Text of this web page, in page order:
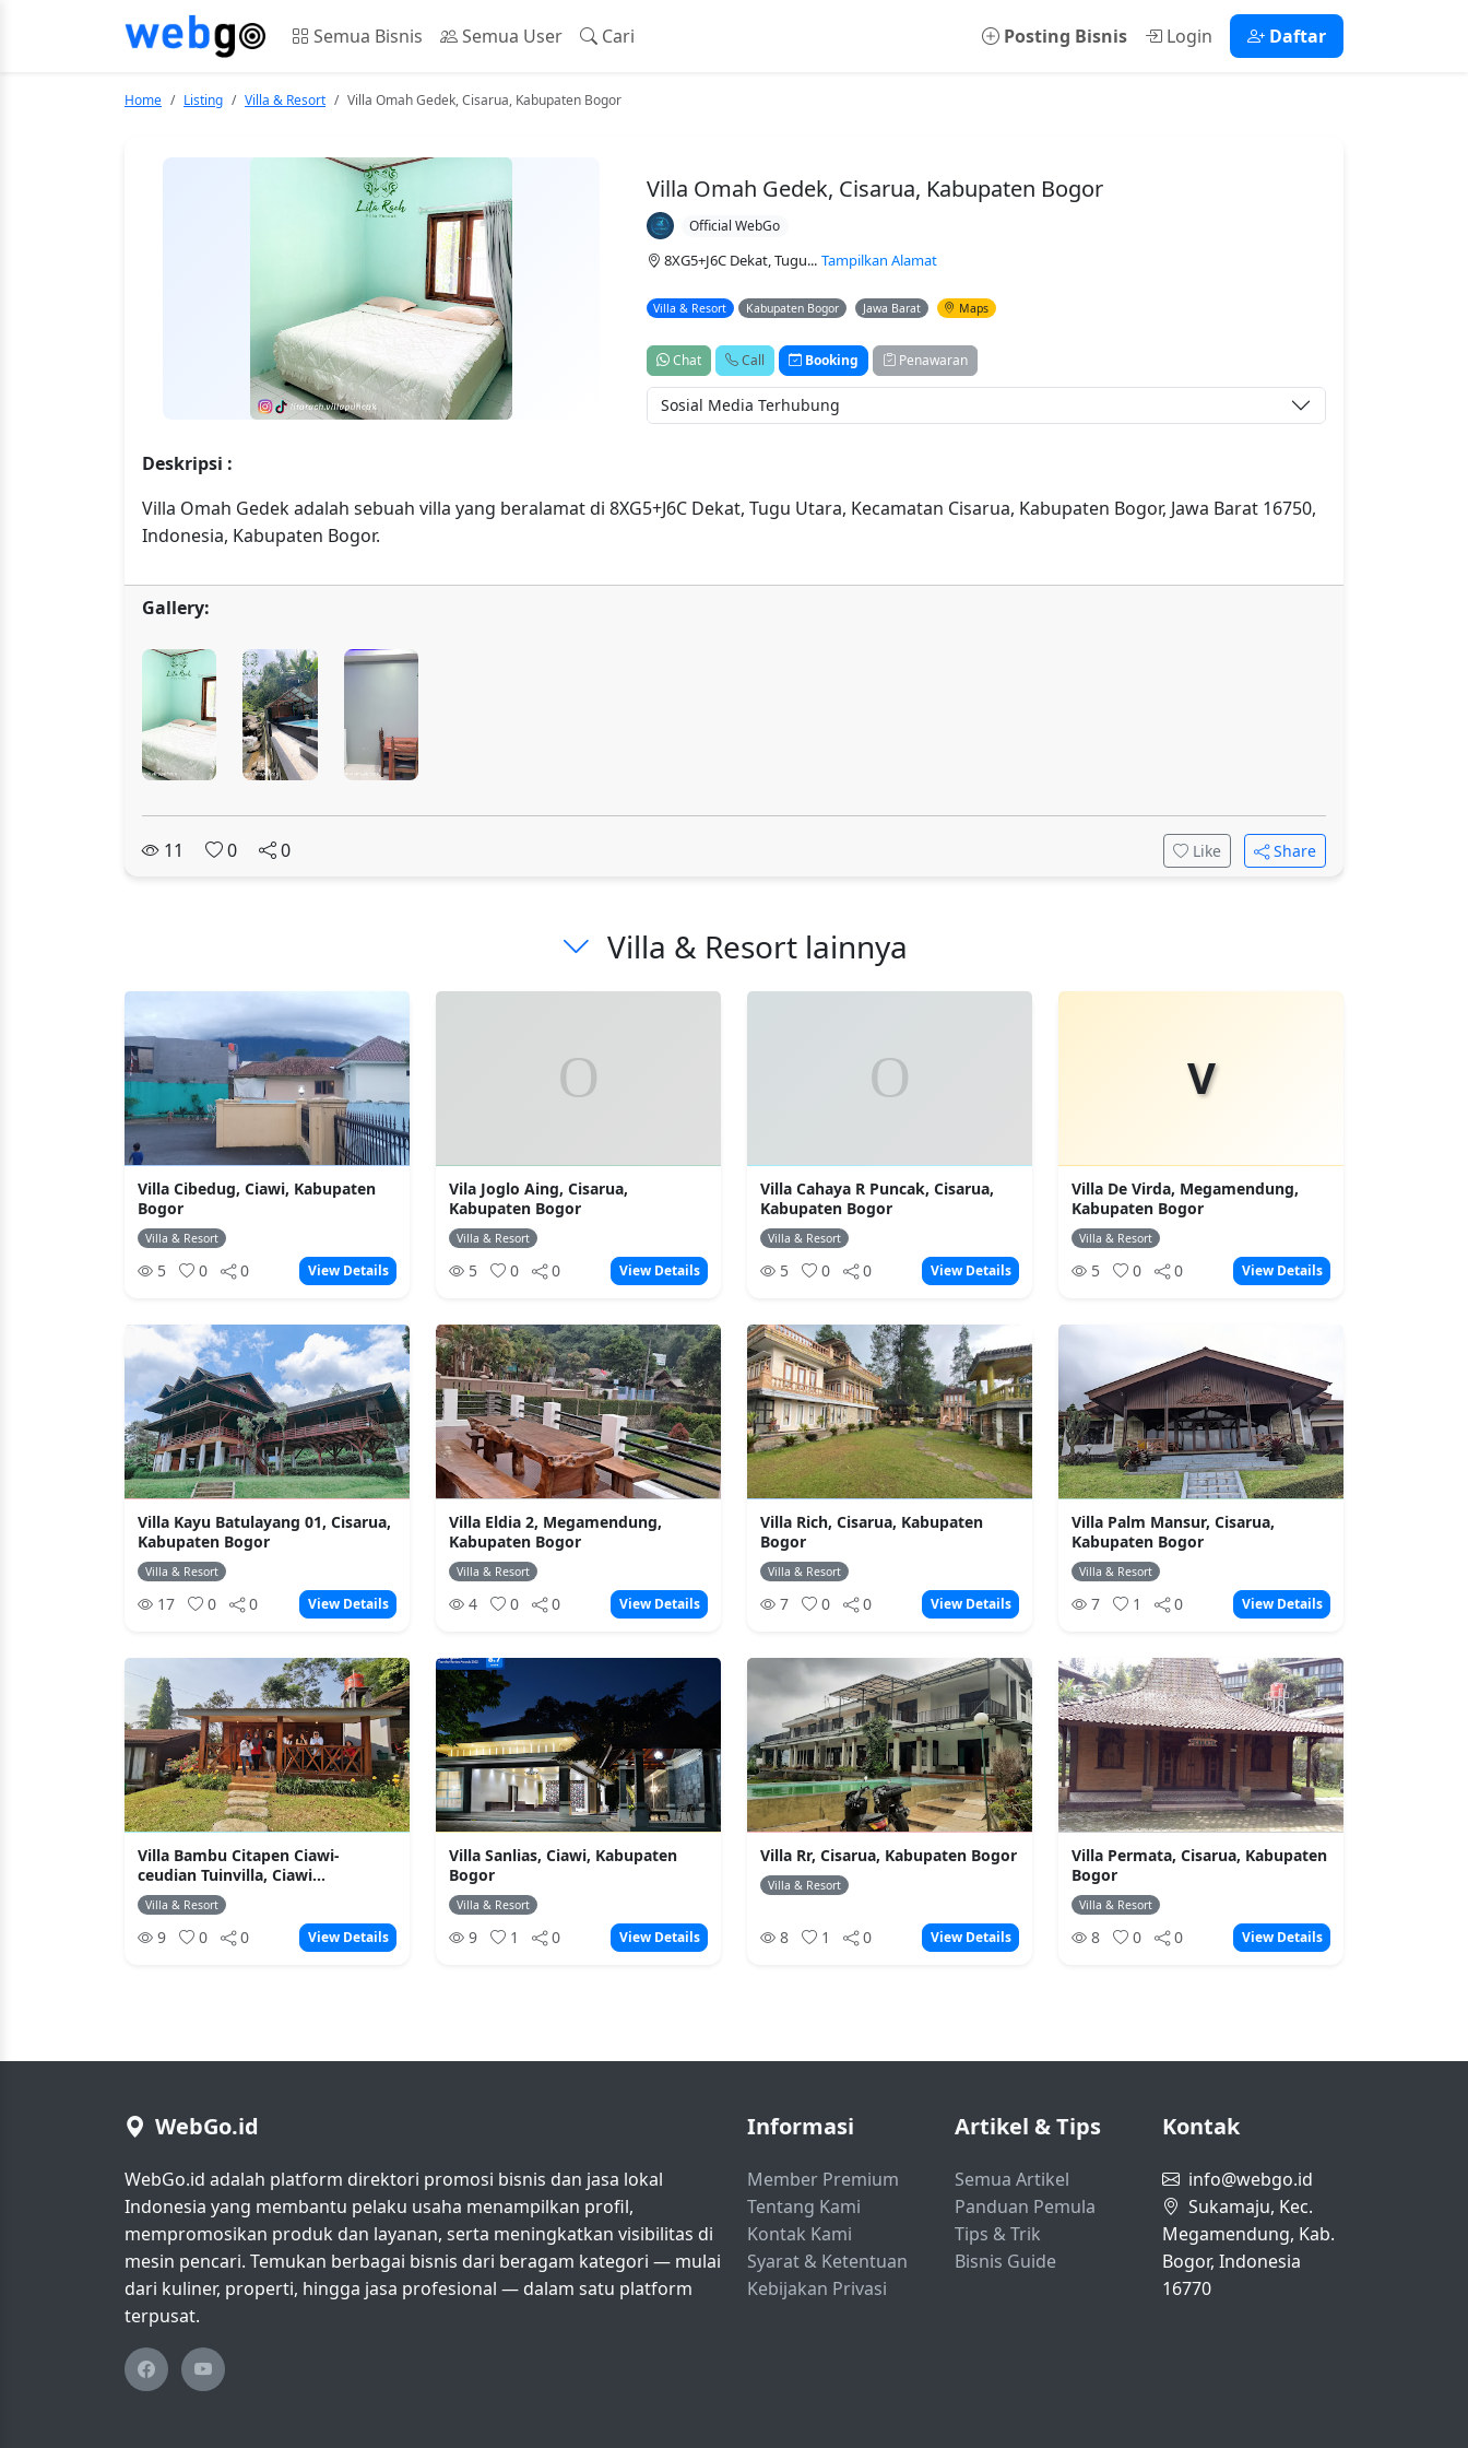
Semua Bisnis Semua User Cari Posting Bisnis Login Daftar
Home Listing Villa & Resort Villa Omah Gedek, Cisarua, Kabupaten Bogor
Villa Omah Gedek, Cisarua, Kabupaten Bogor
Official WebGo
8XG5+J6C Dekat, Tugu... Tampilkan Alamat
Villa & Resort Kabupaten Bogor Jawa Barat Maps
Chat Call Booking Penawaran
Sosial Media Terhubung
Deskripsi :
Villa Omah Gedek adalah sebuah villa yang beralamat di 8XG5+J6C Dekat, Tugu Utara, Kecamatan Cisarua, Kabupaten Bogor, Jawa Barat 16750,
Indonesia, Kabupaten Bogor.
Gallery:
11 0 0 Like Share
Villa & Resort lainnya
Villa Cibedug, Ciawi, Kabupaten
Bogor
Villa & Resort
5 0 0 View Details
Vila Joglo Aing, Cisarua,
Kabupaten Bogor
Villa & Resort
5 0 0 View Details
Villa Cahaya R Puncak, Cisarua,
Kabupaten Bogor
Villa & Resort
5 0 0 View Details
V
Villa De Virda, Megamendung,
Kabupaten Bogor
Villa & Resort
5 0 0 View Details
Villa Kayu Batulayang 01, Cisarua,
Kabupaten Bogor
Villa & Resort
17 0 0 View Details
Villa Eldia 2, Megamendung,
Kabupaten Bogor
Villa & Resort
4 0 0 View Details
Villa Rich, Cisarua, Kabupaten
Bogor
Villa & Resort
7 0 0 View Details
Villa Palm Mansur, Cisarua,
Kabupaten Bogor
Villa & Resort
7 1 0 View Details
Villa Bambu Citapen Ciawi-
ceudian Tuinvilla, Ciawi...
Villa & Resort
9 0 0 View Details
Villa Sanlias, Ciawi, Kabupaten
Bogor
Villa & Resort
9 1 0 View Details
Villa Rr, Cisarua, Kabupaten Bogor
Villa & Resort
8 1 0 View Details
Villa Permata, Cisarua, Kabupaten
Bogor
Villa & Resort
8 0 0 View Details
WebGo.id
WebGo.id adalah platform direktori promosi bisnis dan jasa lokal
Indonesia yang membantu pelaku usaha menampilkan profil,
mempromosikan produk dan layanan, serta meningkatkan visibilitas di
mesin pencari. Temukan berbagai bisnis dari beragam kategori — mulai
dari kuliner, properti, hingga jasa profesional — dalam satu platform
terpusat.
Informasi
Member Premium
Tentang Kami
Kontak Kami
Syarat & Ketentuan
Kebijakan Privasi
Artikel & Tips
Semua Artikel
Panduan Pemula
Tips & Trik
Bisnis Guide
Kontak
info@webgo.id
Sukamaju, Kec.
Megamendung, Kab.
Bogor, Indonesia
16770